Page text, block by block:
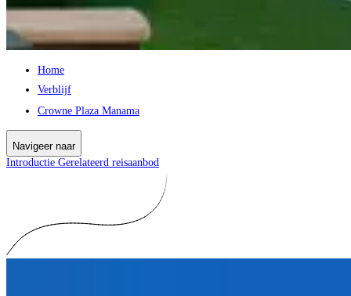
Home
Verblijf
Crowne Plaza Manama
Navigeer naar
Introductie Gerelateerd reisaanbod